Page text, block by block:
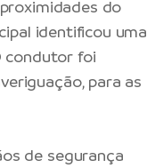
do
identificou uma
condutor foi
para as
de segurança